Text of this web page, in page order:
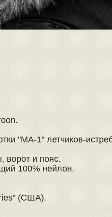
"МА-1" летчиков-
ворот и пояс.
100% нейлон.
(США).